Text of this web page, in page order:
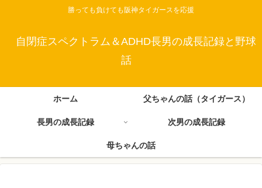
勝っても負けても阪神タイガースを応援
自閉症スペクトラム＆ADHD長男の成長記録と野球
話
ホーム 父ちゃんの話（タイガース）
長男の成長記録 次男の成長記録
母ちゃんの話